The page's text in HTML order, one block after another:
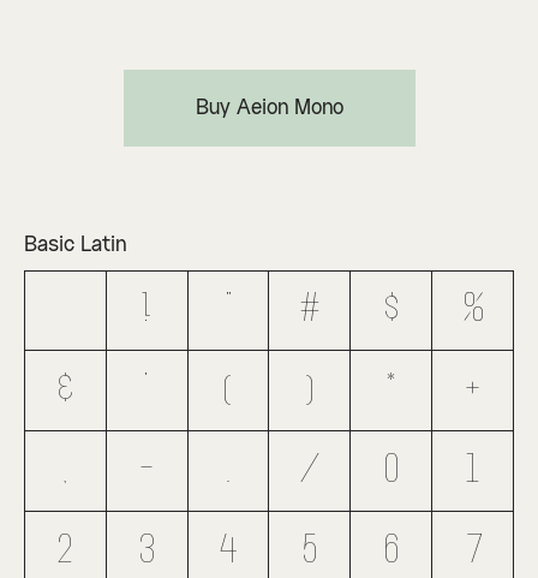
Buy Aeion Mono
Basic Latin
! # $ %
& ( ) * +
, - . / 0 1
2 3 4 5 6 7